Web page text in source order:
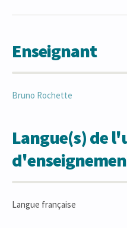
Enseignant
Bruno Rochette
Langue(s) de
Langue française